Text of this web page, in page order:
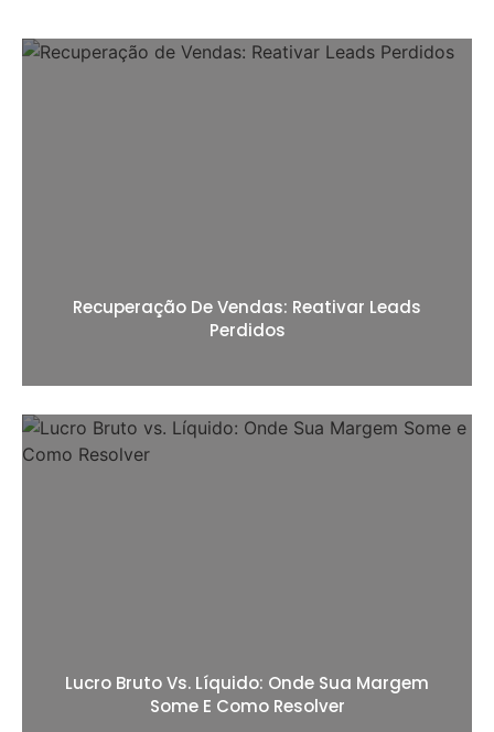
Recuperação De Vendas: Reativar Leads
Perdidos
Lucro Bruto Vs. Líquido: Onde Sua Margem
Some E Como Resolver